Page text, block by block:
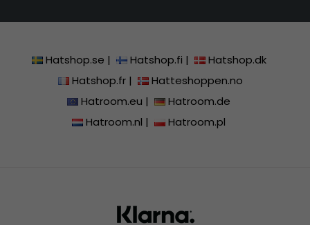
Hatshop.se | Hatshop.fi |
Hatshop.dk
Hatshop.fr|
Hatteshoppen.no
Hatroom.eu |
Hatroom.de
Hatroom.nl | Hatroom.pl